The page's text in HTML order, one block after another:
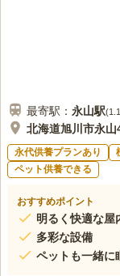
最寄駅： 永山駅(
北海道旭川市永
永代供養プランあり
ペット供養できる
おすすめポイント
明るく快適な屋
多彩な設備
ペットも一緒に